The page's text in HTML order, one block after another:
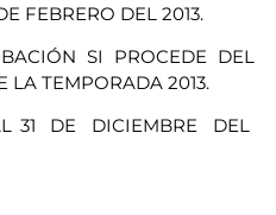
FEBRERO DEL 2013.
SI PROCEDE DEL
LA TEMPORADA 2013.
31 DE DICIEMBRE DEL